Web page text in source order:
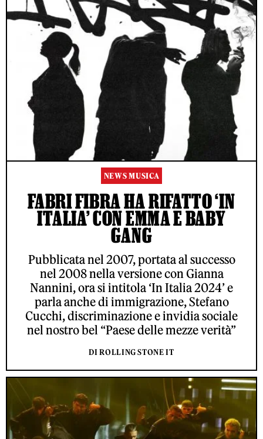
NEWS MUSICA
FABRI FIBRA HA RIFATTO ‘IN
ITALIA’ CON EMMA E BABY
GANG
Pubblicata nel 2007, portata al successo
nel 2008 nella versione con Gianna
Nannini, ora si intitola ‘In Italia 2024’ e
parla anche di immigrazione, Stefano
Cucchi, discriminazione e invidia sociale
nel nostro bel “Paese delle mezze verità”
DI ROLLING STONE IT